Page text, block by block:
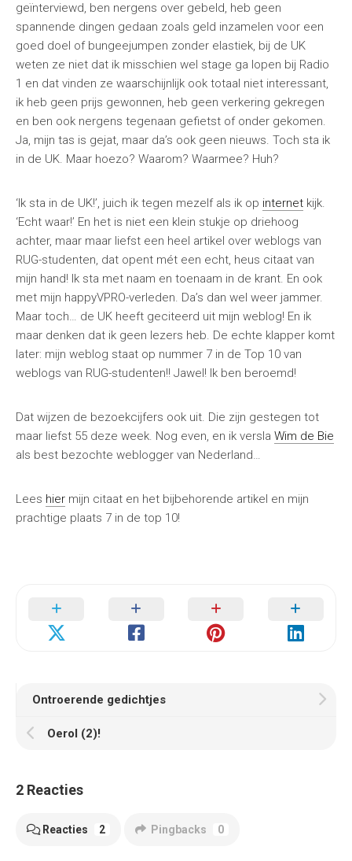
geïnterviewd, ben nergens over gebeld, heb geen
spannende dingen gedaan zoals geld inzamelen voor een
goed doel of bungeejumpen zonder elastiek, bij de UK
weten ze niet dat ik misschien wel stage ga lopen bij Radio
1 en dat vinden ze waarschijnlijk ook totaal niet interessant,
ik heb geen prijs gewonnen, heb geen verkering gekregen
en ben ook nergens tegenaan gefietst of onder gekomen.
Ja, mijn tas is gejat, maar da’s ook geen nieuws. Toch sta ik
in de UK. Maar hoezo? Waarom? Waarmee? Huh?
‘Ik sta in de UK!’, juich ik tegen mezelf als ik op internet kijk.
‘Echt waar!’ En het is niet een klein stukje op driehoog
achter, maar maar liefst een heel artikel over weblogs van
RUG-studenten, dat opent mét een echt, heus citaat van
mijn hand! Ik sta met naam en toenaam in de krant. En ook
met mijn happyVPRO-verleden. Da’s dan wel weer jammer.
Maar toch… de UK heeft geciteerd uit mijn weblog! En ik
maar denken dat ik geen lezers heb. De echte klapper komt
later: mijn weblog staat op nummer 7 in de Top 10 van
weblogs van RUG-studenten!! Jawel! Ik ben beroemd!
Dat wijzen de bezoekcijfers ook uit. Die zijn gestegen tot
maar liefst 55 deze week. Nog even, en ik versla Wim de Bie
als best bezochte weblogger van Nederland…
Lees hier mijn citaat en het bijbehorende artikel en mijn
prachtige plaats 7 in de top 10!
Ontroerende gedichtjes
Oerol (2)!
2 Reacties
Reacties 2 Pingbacks 0